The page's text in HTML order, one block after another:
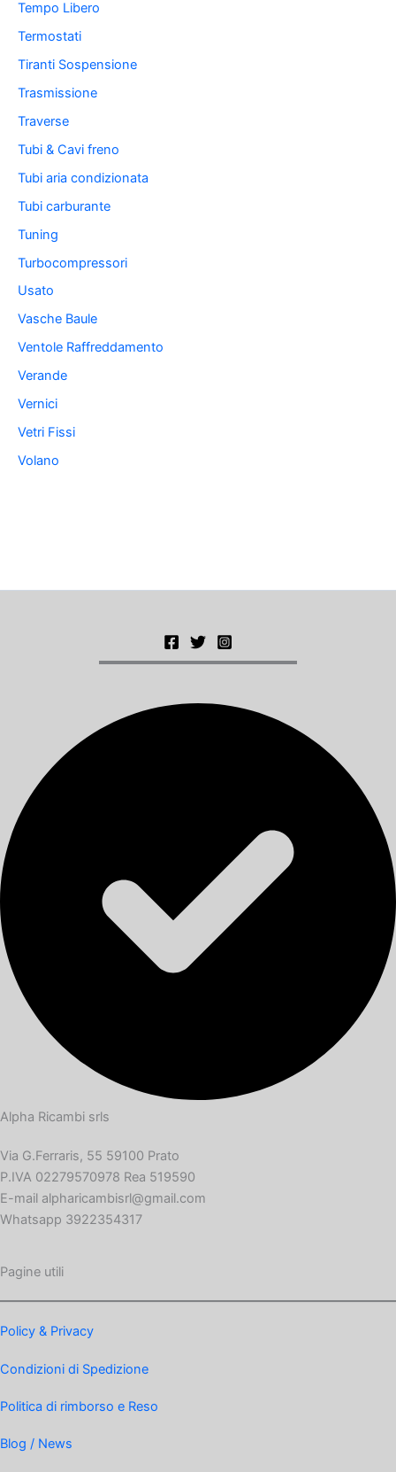
Tempo Libero
Termostati
Tiranti Sospensione
Trasmissione
Traverse
Tubi & Cavi freno
Tubi aria condizionata
Tubi carburante
Tuning
Turbocompressori
Usato
Vasche Baule
Ventole Raffreddamento
Verande
Vernici
Vetri Fissi
Volano
Alpha Ricambi srls
Via G.Ferraris, 55 59100 Prato
P.IVA 02279570978 Rea 519590
E-mail alpharicambisrl@gmail.com
Whatsapp 3922354317
Pagine utili
Policy & Privacy
Condizioni di Spedizione
Politica di rimborso e Reso
Blog / News